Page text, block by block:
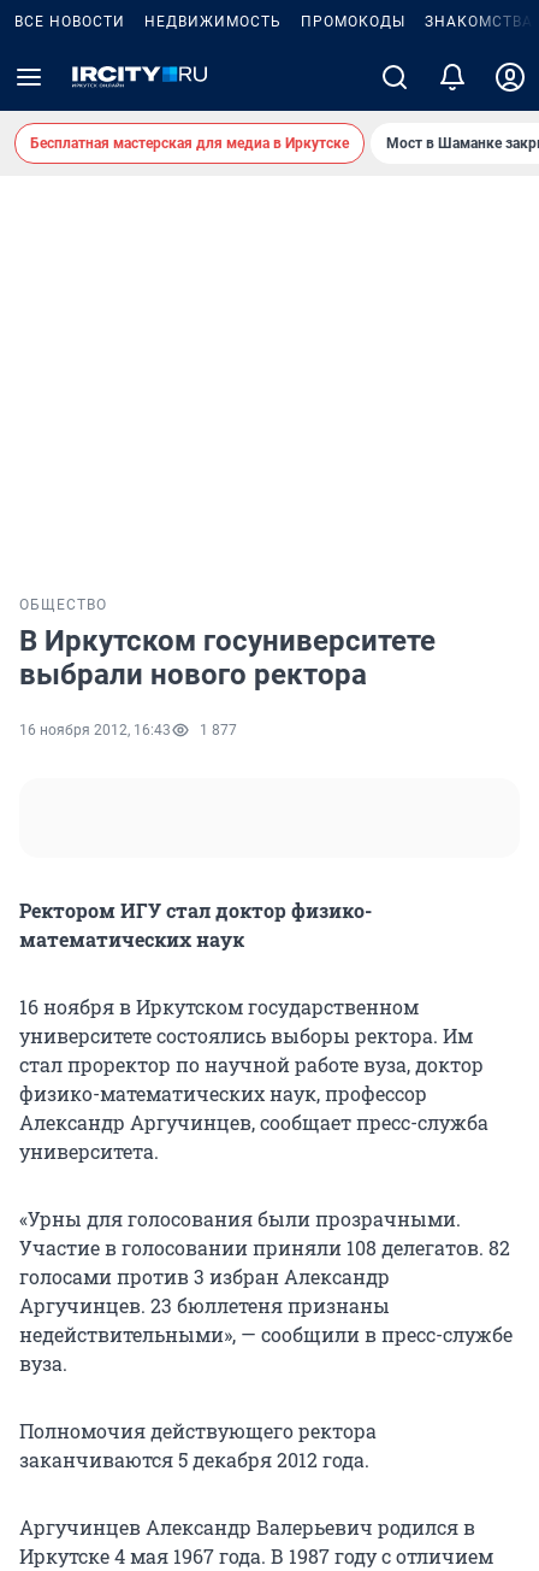
ВСЕ НОВОСТИ НЕДВИЖИМОСТЬ ПРОМОКОДЫ ЗНАКОМСТВА
Бесплатная мастерская для медиа в Иркутске Мост в Шаманке
ОБЩЕСТВО
В Иркутском госуниверситете
выбрали нового ректора
16 ноября 2012, 16:43 1 877
Ректором ИГУ стал доктор физико-
математических наук
16 ноября в Иркутском государственном
университете состоялись выборы ректора. Им
стал проректор по научной работе вуза, доктор
физико-математических наук, профессор
Александр Аргучинцев, сообщает пресс-служба
университета.
«Урны для голосования были прозрачными.
Участие в голосовании приняли 108 делегатов. 82
голосами против 3 избран Александр
Аргучинцев. 23 бюллетеня признаны
недействительными», — сообщили в пресс-службе
вуза.
Полномочия действующего ректора
заканчиваются 5 декабря 2012 года.
Аргучинцев Александр Валерьевич родился в
Иркутске 4 мая 1967 года. В 1987 году с отличием